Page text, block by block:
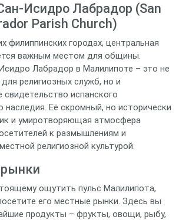
Исидро Лабрадор (San
Parish Church)
филиппинских городах, центральная
важным местом для общины.
Лабрадор в Малилипоте – это не
религиозных служб, но и
свидетельство испанского
наследия. Её скромный, но исторически
и умиротворяющая атмосфера
к размышлениям и
религиозной культурой.
ощутить пульс Малилипота,
его местные рынки. Здесь вы
продукты – фрукты, овощи, рыбу,